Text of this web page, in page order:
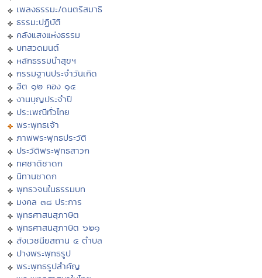
เพลงธรรมะ/ดนตรีสมาธิ
ธรรมะปฏิบัติ
คลังแสงแห่งธรรม
บทสวดมนต์
หลักธรรมนำสุขฯ
กรรมฐานประจำวันเกิด
ฮีต ๑๒ คอง ๑๔
งานบุญประจำปี
ประเพณีทั่วไทย
พระพุทธเจ้า
ภาพพระพุทธประวัติ
ประวัติพระพุทธสาวก
ทศชาติชาดก
นิทานชาดก
พุทธวจนในธรรมบท
มงคล ๓๘ ประการ
พุทธศาสนสุภาษิต
พุทธศาสนสุภาษิต ๖๒๑
สังเวชนียสถาน ๔ ตำบล
ปางพระพุทธรูป
พระพุทธรูปสำคัญ